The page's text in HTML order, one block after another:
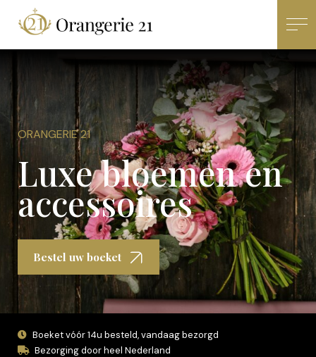
ORANGERIE 21
Luxe bloemen en
accessoires
Bestel uw boeket
Boeket vóór 14u besteld, vandaag bezorgd
Bezorging door heel Nederland